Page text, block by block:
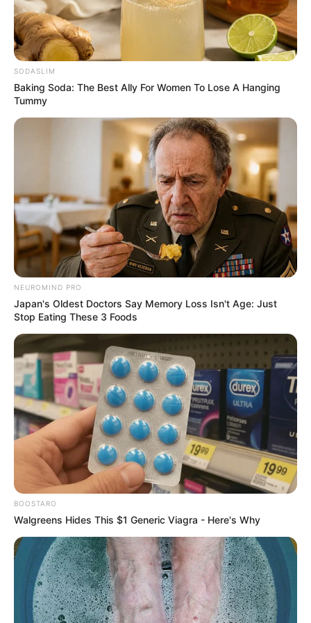
INSPIRASI
Beda Kera dan Monyet, Bisa
SODASLIM
Baking Soda: The Best Ally For Women To Lose A Hanging
Tummy
NEUROMIND PRO
Japan's Oldest Doctors Say Memory Loss Isn't Age: Just
Stop Eating These 3 Foods
BOOSTARO
Walgreens Hides This $1 Generic Viagra - Here's Why